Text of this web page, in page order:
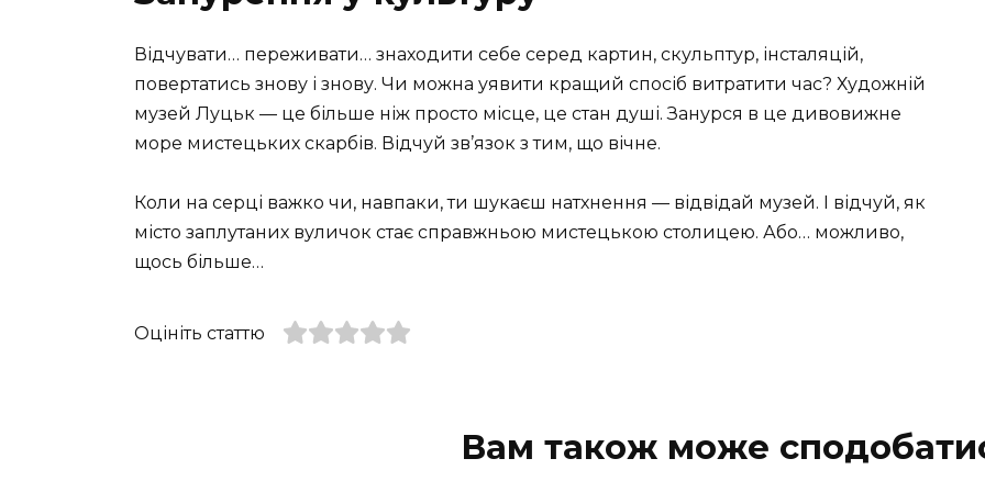
Відчувати… переживати… знаходити себе серед картин, скульптур, інсталяцій,
повертатись знову і знову. Чи можна уявити кращий спосіб витратити час? Художній
музей Луцьк — це більше ніж просто місце, це стан душі. Занурся в це дивовижне
море мистецьких скарбів. Відчуй зв’язок з тим, що вічне.
Коли на серці важко чи, навпаки, ти шукаєш натхнення — відвідай музей. І відчуй, як
місто заплутаних вуличок стає справжньою мистецькою столицею. Або… можливо,
щось більше…
Оцініть статтю
Вам також може